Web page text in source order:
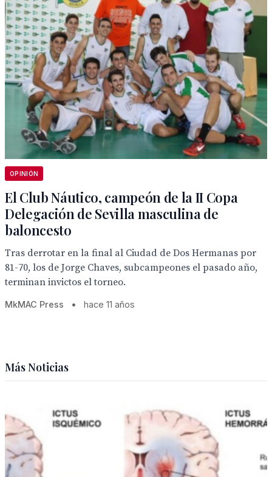
OPINIÓN
El Club Náutico, campeón de la II Copa
Delegación de Sevilla masculina de
baloncesto
Tras derrotar en la final al Ciudad de Dos Hermanas por
81-70, los de Jorge Chaves, subcampeones el pasado año,
terminan invictos el torneo.
MkMAC Press • hace 11 años
Más Noticias